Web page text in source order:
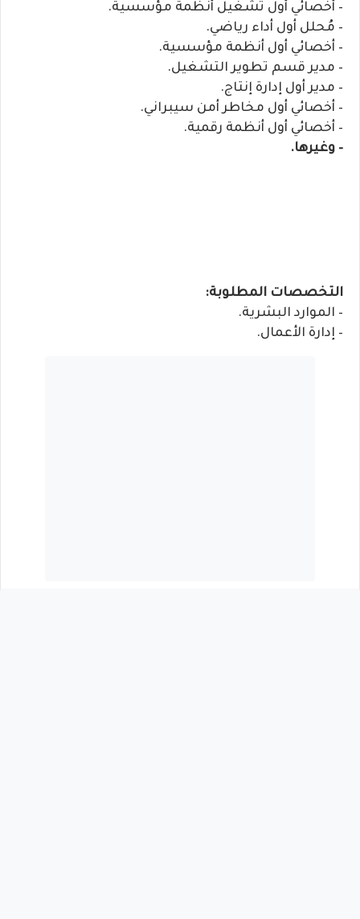
– أخصائي أول تشغيل أنظمة مؤسسية.
– مُحلل أول أداء رياضي.
– أخصائي أول أنظمة مؤسسية.
– مدير قسم تطوير التشغيل.
– مدير أول إدارة إنتاج.
– أخصائي أول مخاطر أمن سيبراني.
– أخصائي أول أنظمة رقمية.
– وغيرها.
التخصصات المطلوبة:
– الموارد البشرية.
– إدارة الأعمال.